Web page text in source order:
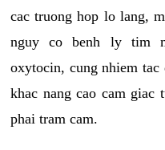
cac truong hop lo lang,
nguy co benh ly tim
oxytocin, cung nhiem
khac nang cao cam
phai tram cam.